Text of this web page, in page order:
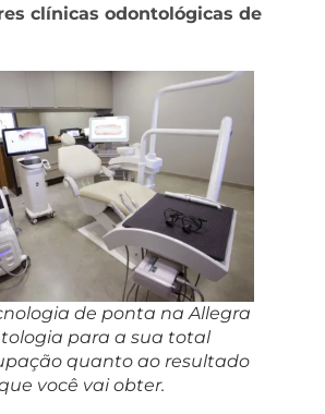
clínicas odontológicas de
de ponta na Allegra
para a sua total
quanto ao resultado
você vai obter.